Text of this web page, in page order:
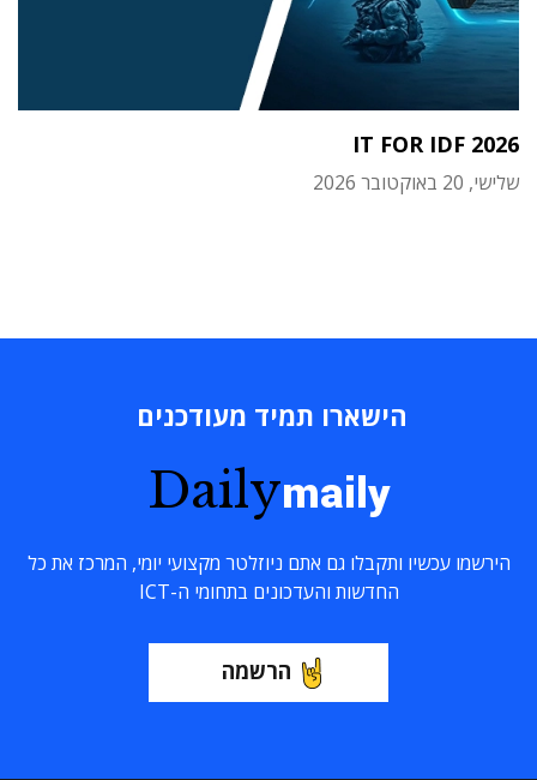
IT FOR IDF 2026
שלישי, 20 באוקטובר 2026
הישארו תמיד מעודכנים
Dailymaily
הירשמו עכשיו ותקבלו גם אתם ניוזלטר מקצועי יומי, המרכז את כל
החדשות והעדכונים בתחומי ה-ICT
הרשמה